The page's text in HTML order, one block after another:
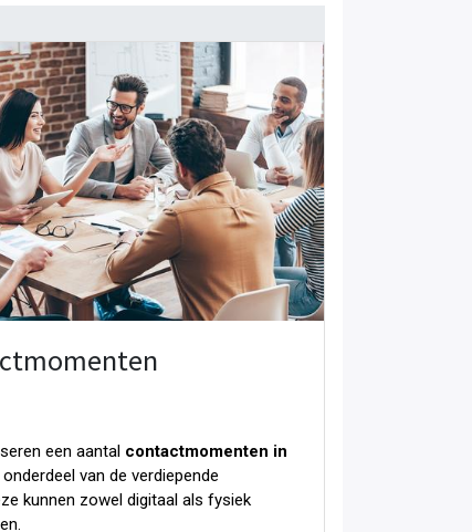
een aantal contactmomenten in
van de verdiepende
kunnen zowel digitaal als fysiek